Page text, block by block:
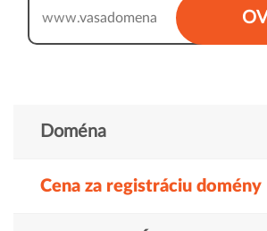
www.
Doména
Cena za registráciu domény